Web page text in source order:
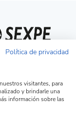
Política de privacidad
visitantes, para
y brindarle una
información sobre las